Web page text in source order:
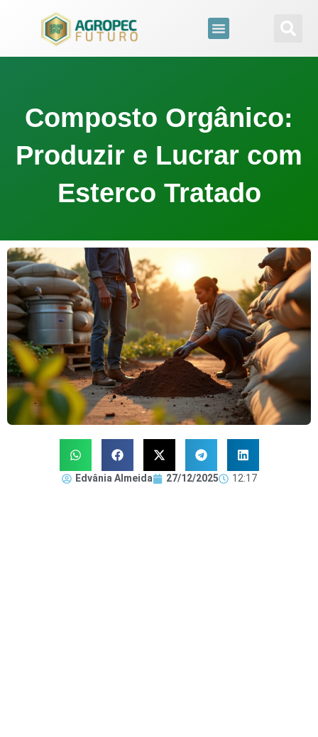
conteúdo
Composto Orgânico:
Produzir e Lucrar com
Esterco Tratado
Edvânia Almeida 27/12/2025 12:17